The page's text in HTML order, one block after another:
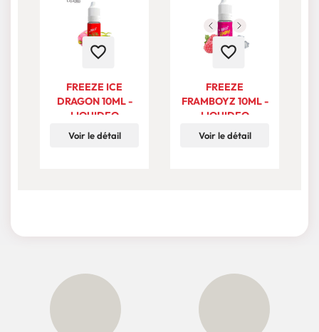
favorite_border
FREEZE ICE
DRAGON 10ML -
LIQUIDEO
Voir le détail
favorite_border
FREEZE
FRAMBOYZ 10ML -
LIQUIDEO
Voir le détail